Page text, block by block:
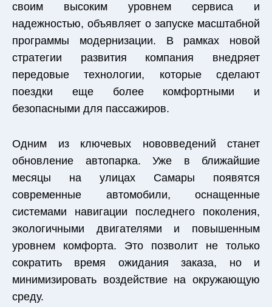
своим высоким уровнем сервиса и
надежностью, объявляет о запуске масштабной
программы модернизации. В рамках новой
стратегии развития компания внедряет
передовые технологии, которые сделают
поездки еще более комфортными и
безопасными для пассажиров.
Одним из ключевых нововведений станет
обновление автопарка. Уже в ближайшие
месяцы на улицах Самары появятся
современные автомобили, оснащенные
системами навигации последнего поколения,
экологичными двигателями и повышенным
уровнем комфорта. Это позволит не только
сократить время ожидания заказа, но и
минимизировать воздействие на окружающую
среду.